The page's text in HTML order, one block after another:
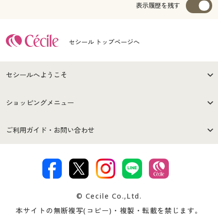
表示履歴を残す
セシール トップページへ
セシールへようこそ
はじめての方へ
セシールご利用規約
著作権・商標について 会社案内
ショッピングメニュー
商品カテゴリ
プレゼント＆キャンペーン サイトマップ
ご利用ガイド・お問い合わせ
交換・返品は お支払は
ついて
忘れの場合
© Cecile Co.,Ltd.
本サイトの無断複写(コピー)・複製・転載を禁じます。